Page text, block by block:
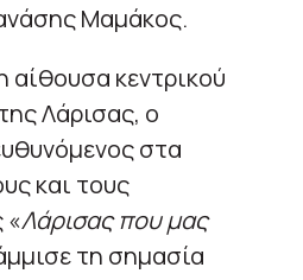
Μαμάκος.
αίθουσα κεντρικού
Λάρισας, ο
στα
και τους
«Λάρισας που μας
τη σημασία